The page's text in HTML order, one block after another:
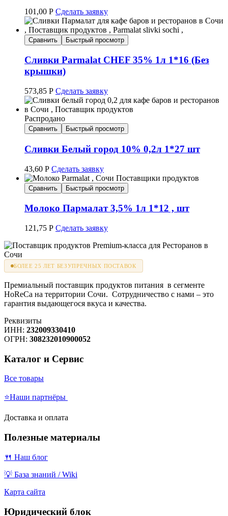
101,00 Р Сделать заявку
Сравнить Быстрый просмотр
Сливки Parmalat CHEF 35% 1л 1*16 (Без
крышки)
573,85 Р Сделать заявку
Распродано
Сравнить Быстрый просмотр
Сливки Белый город 10% 0,2л 1*27 шт
43,60 Р Сделать заявку
Сравнить Быстрый просмотр
Молоко Пармалат 3,5% 1л 1*12 , шт
121,75 Р Сделать заявку
БОЛЕЕ 25 ЛЕТ БЕЗУПРЕЧНЫХ ПОСТАВОК
Премиальный поставщик продуктов питания в сегменте
HoReCa на территории Сочи. Сотрудничество с нами – это
гарантия выдающегося вкуса и качества.
Реквизиты
ИНН: 232009330410
ОГРН: 308232010900052
Каталог и Сервис
Все товары
⭐Наши партнёры
Доставка и оплата
Полезные материалы
🍴 Наш блог
💡 База знаний / Wiki
Карта сайта
Юридический блок